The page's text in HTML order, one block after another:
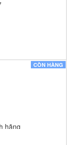
CÒN HÀNG